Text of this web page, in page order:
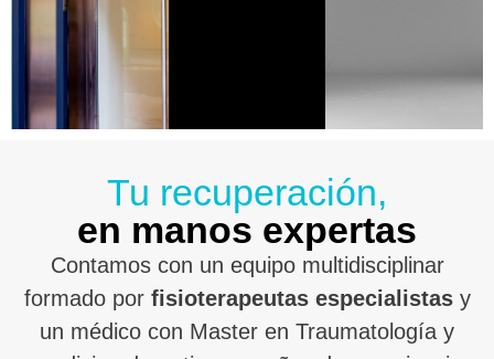
Tu recuperación,
en manos expertas
Contamos con un equipo multidisciplinar
formado por fisioterapeutas especialistasy
un médico con Master en Traumatología y